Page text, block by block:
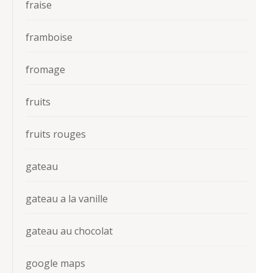
fraise
framboise
fromage
fruits
fruits rouges
gateau
gateau a la vanille
gateau au chocolat
google maps